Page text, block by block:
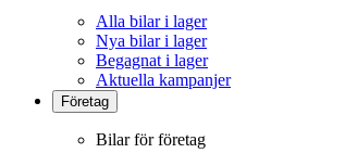
Alla bilar i lager
Nya bilar i lager
Begagnat i lager
Aktuella kampanjer
Företag
Bilar för företag